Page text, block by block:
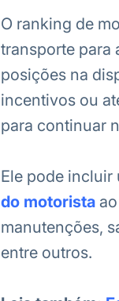
O ranking de
transporte para
posições na
incentivos ou
para continuar
Ele pode incluir
do motoristaao
manutenções,
entre outros.